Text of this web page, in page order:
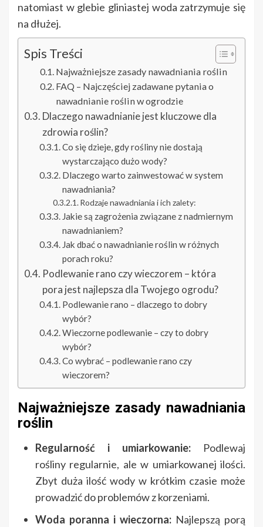
natomiast w glebie gliniastej woda zatrzymuje się
na dłużej.
Spis Treści
Najważniejsze zasady nawadniania roślin
FAQ – Najczęściej zadawane pytania o
nawadnianie roślin w ogrodzie
Dlaczego nawadnianie jest kluczowe dla
zdrowia roślin?
Co się dzieje, gdy rośliny nie dostają
wystarczająco dużo wody?
Dlaczego warto zainwestować w system
nawadniania?
Rodzaje nawadniania i ich zalety:
Jakie są zagrożenia związane z nadmiernym
nawadnianiem?
Jak dbać o nawadnianie roślin w różnych
porach roku?
Podlewanie rano czy wieczorem – która
pora jest najlepsza dla Twojego ogrodu?
Podlewanie rano – dlaczego to dobry
wybór?
Wieczorne podlewanie – czy to dobry
wybór?
Co wybrać – podlewanie rano czy
wieczorem?
Najważniejsze zasady nawadniania
roślin
Regularność i umiarkowanie: Podlewaj
rośliny regularnie, ale w umiarkowanej ilości.
Zbyt duża ilość wody w krótkim czasie może
prowadzić do problemów z korzeniami.
Woda poranna i wieczorna: Najlepszą porą